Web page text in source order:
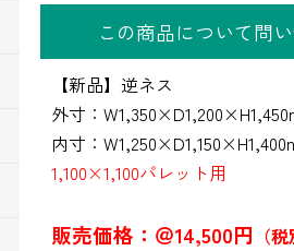
この商品について問
【新品】逆ネス
外寸：
内寸：
1,100×1,100パレット用
販売価格：＠14,500円 （